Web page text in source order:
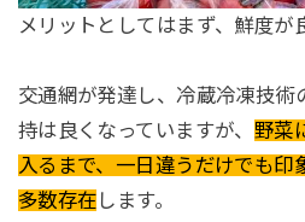
メリットとしてはまず、鮮度が
交通網が発達し、冷蔵冷凍技術
持は良くなっていますが、 野菜
入るまで、一日違うだけでも印
多数存在 します。